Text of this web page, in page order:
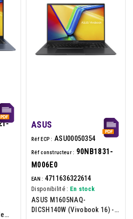
ASUS
Réf ECP : ASU00050354
Réf constructeur : 90NB1831-
M006E0
EAN : 4711636322614
Disponibilité : En stock
ASUS M1605NAQ-
DICSH140W (Vivobook 16) -